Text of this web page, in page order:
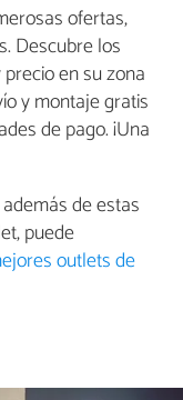
ofertas,
Descubre los
en su zona
y montaje gratis
de pago. ¡Una
de estas
puede
outlets de